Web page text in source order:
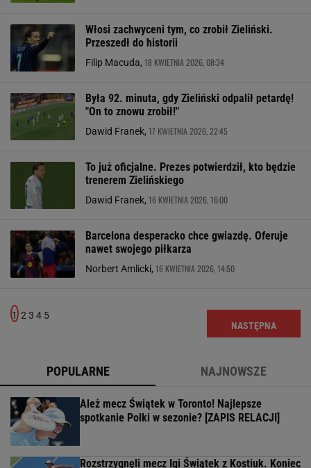
Włosi zachwyceni tym, co zrobił Zieliński.
Przeszedł do historii
Filip Macuda, 18 KWIETNIA 2026, 08:34
Była 92. minuta, gdy Zieliński odpalił petardę!
"On to znowu zrobił!"
Dawid Franek, 17 KWIETNIA 2026, 22:45
To już oficjalne. Prezes potwierdził, kto będzie
trenerem Zielińskiego
Dawid Franek, 16 KWIETNIA 2026, 16:00
Barcelona desperacko chce gwiazdę. Oferuje
nawet swojego piłkarza
Norbert Amlicki, 16 KWIETNIA 2026, 14:50
1 2 3 4 5
NASTĘPNA
POPULARNE NAJNOWSZE
Ależ mecz Świątek w Toronto! Najlepsze
spotkanie Polki w sezonie? [ZAPIS RELACJI]
Rozstrzygnęli mecz Igi Świątek z Kostiuk. Koniec